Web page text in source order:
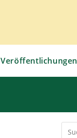
Veröffentlichungen